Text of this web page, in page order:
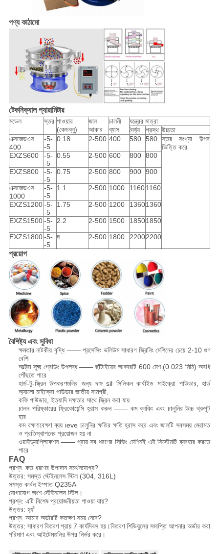
পণ্য কাঠামো
টেকনিক্যাল প্যারামিটার
মডেল স্তর পাওয়ার
(কেডব্লু)
জাল
আকার
চালনী
ব্যাস
যন্ত্রের মাত্রা
দৈর্ঘ্য
প্রস্থ উচ্চতা
এক্সজেডএস
400
-5-
-5
0.18 2-500 400 580 580 স্তর সংখ্যা উপর
ভিত্তি করে
EXZS600
-5-
-5
0.55 2-500 600 800 800
EXZS800
-5-
-5
0.75 2-500 800 900 900
এক্সজেডএস
1000
-5-
-5
1.1 2-500 1000 11601160
EXZS1200-5-
-5
1.75 2-500 1200 13601360
EXZS1500-5-
-5
2.2 2-500 1500 18501850
EXZS1800-5-
-5
ঘ 2-500 1800 22002200
প্রয়োগ
বৈশিষ্ট্য এবং সুবিধা
ক্ষমতার নাটকীয় বৃদ্ধি —— প্রসেসিং ভলিউম সাধারণ স্ক্রিনিং মেশিনের চেয়ে 2-10 গুণ
বেশি
আল্ট্রা সূক্ষ্ম গ্রেডিং উপলব্ধ —— ছাঁটাইয়ের আকারটি 600 মেশ (0.023 মিমি) অবধি
পৌঁছতে পারে
হার্ড-টু-স্ক্রিন উপকরণগুলির জন্য দক্ষ sil সিলিকন কার্বাইড মাইক্রো পাউডার, হার্ড
অ্যালো মাইক্রো পাউডার জাতীয় সামগ্রী,
কফি পাউডার, ইত্যাদি দক্ষতার সাথে স্ক্রিন করা যায়
চালন পরিষ্কারের ফ্রিকোয়েন্সি হ্রাস করুন —— কম ব্লকিং এবং চালুনির উচ্চ থ্রুপুট
হার
কম রক্ষণাবেক্ষণ ব্যয় ieve চালুনির ক্ষতির ক্ষতি হ্রাস করে এবং জালটি সবসময় মেরামত
ও প্রতিস্থাপনের প্রয়োজন হয় না
ওয়াইড্যাপ্লিকেশন —— প্রায় সব ধরণের সিভিং মেশিনই এই সিস্টেমটি ব্যবহার করতে
পারে
FAQ
প্রশ্ন: কত ধরণের উপাদান সমর্থনযোগ্য?
উত্তর: সমস্ত স্টেইনলেস স্টিল (304, 316L)
সমস্ত কার্বন ইস্পাত Q235A
যোগাযোগ অংশ স্টেইনলেস স্টিল।
প্রশ্ন: এটি বিশেষ প্রয়োজনীয়তা পাওয়া যায়?
উত্তর: হ্যাঁ
প্রশ্ন: আমার অর্ডারটি কতক্ষণ সময় নেবে?
উত্তর: সাধারণ বিতরণ প্রায় 7 কার্যদিবস হয়।বিতরণ শিডিয়ুলের সমাপ্তি আপনার অর্ডার করা
পরিমাণ এবং আইটেমগুলির উপর নির্ভর করে।